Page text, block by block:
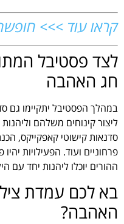
קראו עוד >>>
לצד פסטיבל
חג האהבה
במהלך הפסטיבל יתקיימו גם
ליצור קינוחים משלהם וליהנות
סדנאות קישוטי קאפקייקס,
פרחוניים ועוד. הפעילויות
ההורים יוכלו ליהנות יחד עם
בא לכם עמדת
האהבה?